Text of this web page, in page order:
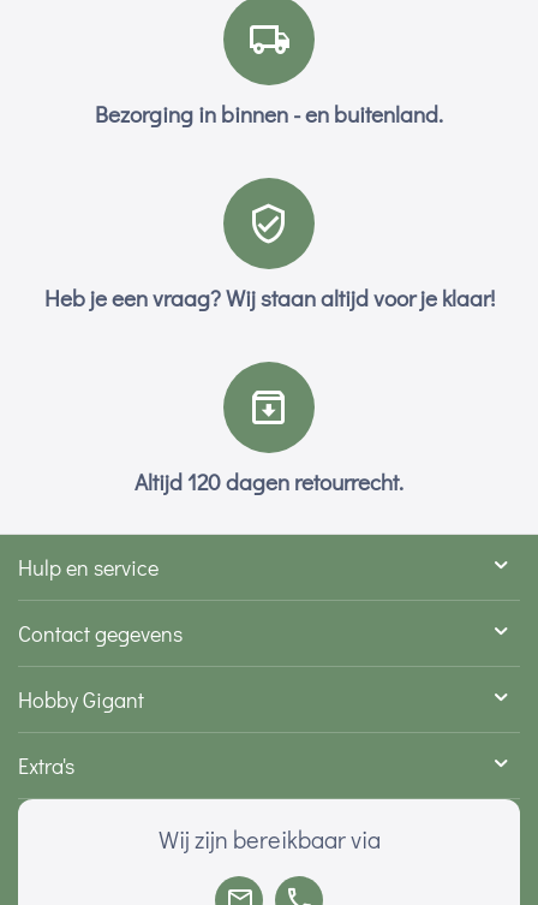
Bezorging in binnen - en buitenland.
Heb je een vraag? Wij staan altijd voor je klaar!
Altijd 120 dagen retourrecht.
Hulp en service
Contact gegevens
Hobby Gigant
Extra's
Wij zijn bereikbaar via